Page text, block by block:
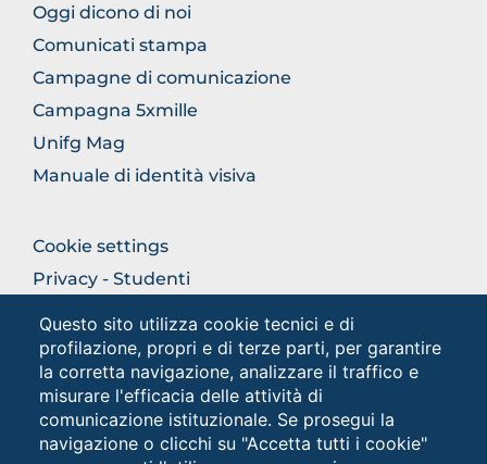
Questo sito utilizza cookie tecnici e di
profilazione, propri e di terze parti, per garantire
la corretta navigazione, analizzare il traffico e
misurare l'efficacia delle attività di
comunicazione istituzionale. Se prosegui la
navigazione o clicchi su "Accetta tutti i cookie"
FOOTER
COMUNICAZIONE
Oggi dicono di noi
Comunicati stampa
Campagne di comunicazione
Campagna 5xmille
Unifg Mag
Manuale di identità visiva
FOOTER
COLONNA
DESTRA
Cookie settings
Privacy - Studenti
Social